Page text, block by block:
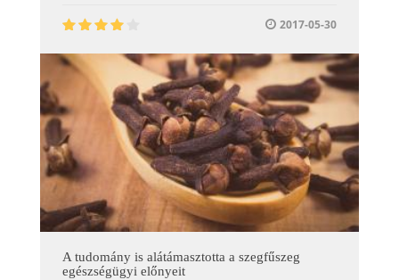
2017-05-30
A tudomány is alátámasztotta a szegfűszeg
egészségügyi előnyeit